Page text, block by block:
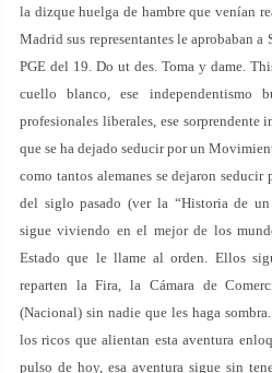
la dizque huelga de hambre que venían
Madrid sus representantes le aprobaban a
PGE del 19. Do ut des. Toma y dame.
cuello blanco, ese independentismo
profesionales liberales, ese sorprendente
que se ha dejado seducir por un
como tantos alemanes se dejaron
del siglo pasado (ver la “Historia de un
sigue viviendo en el mejor de los
Estado que le llame al orden. Ellos
reparten la Fira, la Cámara de
(Nacional) sin nadie que les haga
los ricos que alientan esta aventura
pulso de hoy, esa aventura sigue sin